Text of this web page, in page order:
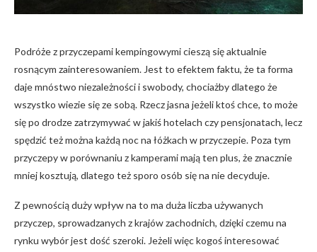
Podróże z przyczepami kempingowymi cieszą się aktualnie
rosnącym zainteresowaniem. Jest to efektem faktu, że ta forma
daje mnóstwo niezależności i swobody, chociażby dlatego że
wszystko wiezie się ze sobą. Rzecz jasna jeżeli ktoś chce, to może
się po drodze zatrzymywać w jakiś hotelach czy pensjonatach, lecz
spędzić też można każdą noc na łóżkach w przyczepie. Poza tym
przyczepy w porównaniu z kamperami mają ten plus, że znacznie
mniej kosztują, dlatego też sporo osób się na nie decyduje.
Z pewnością duży wpływ na to ma duża liczba używanych
przyczep, sprowadzanych z krajów zachodnich, dzięki czemu na
rynku wybór jest dość szeroki. Jeżeli więc kogoś interesować